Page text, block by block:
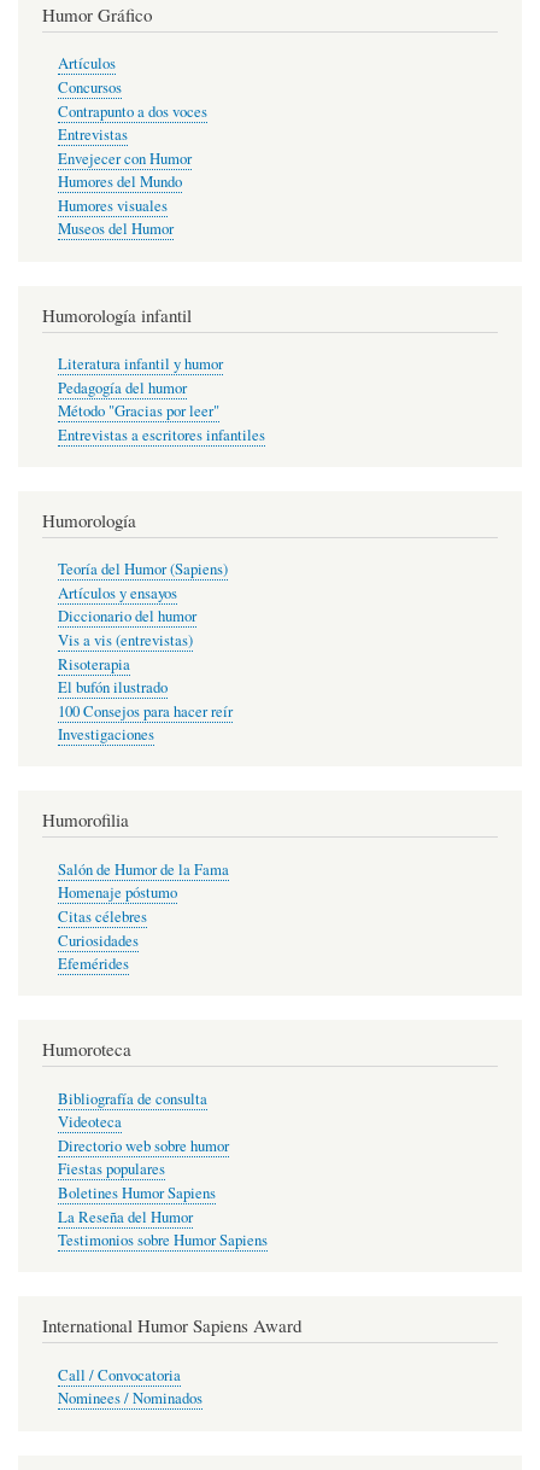
Humor Gráfico
Artículos
Concursos
Contrapunto a dos voces
Entrevistas
Envejecer con Humor
Humores del Mundo
Humores visuales
Museos del Humor
Humorología infantil
Literatura infantil y humor
Pedagogía del humor
Método "Gracias por leer"
Entrevistas a escritores infantiles
Humorología
Teoría del Humor (Sapiens)
Artículos y ensayos
Diccionario del humor
Vis a vis (entrevistas)
Risoterapia
El bufón ilustrado
100 Consejos para hacer reír
Investigaciones
Humorofilia
Salón de Humor de la Fama
Homenaje póstumo
Citas célebres
Curiosidades
Efemérides
Humoroteca
Bibliografía de consulta
Videoteca
Directorio web sobre humor
Fiestas populares
Boletines Humor Sapiens
La Reseña del Humor
Testimonios sobre Humor Sapiens
International Humor Sapiens Award
Call / Convocatoria
Nominees / Nominados